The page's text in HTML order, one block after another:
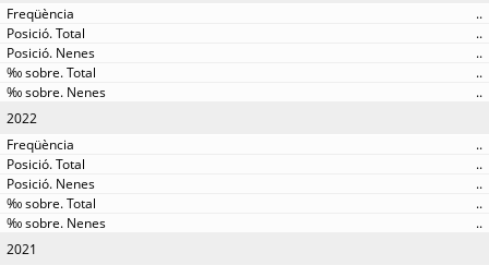
..
..
..
..
..
2022
..
..
..
..
..
2021